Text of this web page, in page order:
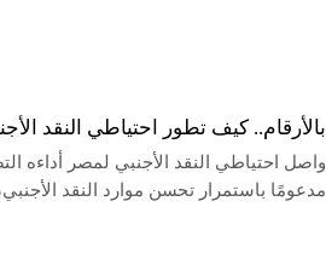
بالأرقام.. كيف تطور احتياطي النقد
مدعومًا باستمرار تحسن موارد النقد